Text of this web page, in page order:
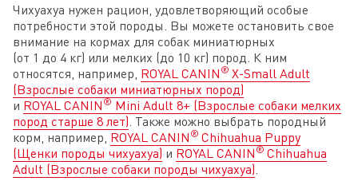
Чихуахуа нужен рацион, удовлетворяющий особые
потребности этой породы. Вы можете остановить свое
внимание на кормах для собак миниатюрных
(от 1 до 4 кг) или мелких (до 10 кг) пород. К ним
относятся, например, ROYAL CANIN ® X-Small Adult
(Взрослые собаки миниатюрных пород)
и ROYAL CANIN® Mini Adult 8+ (Взрослые собаки мелких
пород старше 8 лет) . Также можно выбрать породный
корм, например, ROYAL CANIN ® Chihuahua Puppy
(Щенки породы чихуахуа) и ROYAL CANIN®Chihuahua
Adult (Взрослые собаки породы чихуахуа)